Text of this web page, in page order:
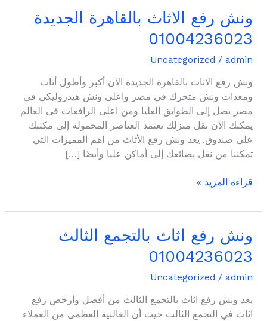
ونش رفع الاثاث بالقاهرة الجديدة
01004236023
Uncategorized /admin
ونش رفع الاثاث بالقاهرة الجديدة الآن أكبر وأطول أثاث
ومعدات ونش متحرك في مصر واعلى ونش هيدروليكي فى
مصر يصل إلى الطوابق العليا ومن اعلى الرافعات فى العالم
يمكنك الآن نقل منزلك تعتمد العناصر المحمولة إلى مكتبك
على صندوق. يعد ونش رفع الأثاث من اهم المميزات التي
تمكننا من نقل بضائعك إلى أماكن عليا وأيضًا […]
ونش
رفع
الاثاث
بالقاهرة
01004236023
قراءة المزيد »
ونش رفع اثاث بالتجمع الثالث
01004236023
Uncategorized /admin
يعد ونش رفع اثاث بالتجمع الثالث من أفضل وأرخص رفع
اثاث في التجمع الثالث حيث أن الغالبية العظمى من العملاء
ونش
رفع
اثاث
بالتجمع
01004236023